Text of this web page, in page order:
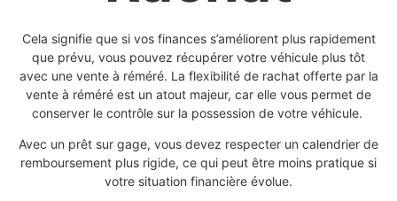
Cela signifie que si vos finances s’améliorent plus rapidement
que prévu, vous pouvez récupérer votre véhicule plus tôt
avec une vente à réméré. La flexibilité de rachat offerte par la
vente à réméré est un atout majeur, car elle vous permet de
conserver le contrôle sur la possession de votre véhicule.
Avec un prêt sur gage, vous devez respecter un calendrier de
remboursement plus rigide, ce qui peut être moins pratique si
votre situation financière évolue.